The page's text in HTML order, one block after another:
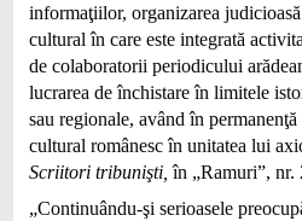
informaţiilor, organizarea
cultural în care este integrată
de colaboratorii periodicului
lucrarea de închistare în limitele
sau regionale, având în
cultural românesc în unitatea lui
Scriitori tribunişti, în „Ramuri”, nr.
„Continuându-şi serioasele